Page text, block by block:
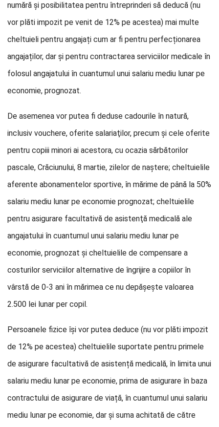
numără şi posibilitatea pentru întreprinderi să deducă (nu
vor plăti impozit pe venit de 12% pe acestea) mai multe
cheltuieli pentru angajați cum ar fi pentru perfecționarea
angajaților, dar şi pentru contractarea serviciilor medicale în
folosul angajatului în cuantumul unui salariu mediu lunar pe
economie, prognozat.
De asemenea vor putea fi deduse cadourile în natură,
inclusiv vouchere, oferite salariaţilor, precum şi cele oferite
pentru copiii minori ai acestora, cu ocazia sărbătorilor
pascale, Crăciunului, 8 martie, zilelor de naștere; cheltuielile
aferente abonamentelor sportive, în mărime de până la 50%
salariu mediu lunar pe economie prognozat; cheltuielile
pentru asigurare facultativă de asistenţă medicală ale
angajatului în cuantumul unui salariu mediu lunar pe
economie, prognozat şi cheltuielile de compensare a
costurilor serviciilor alternative de îngrijire a copiilor în
vârstă de 0-3 ani în mărimea ce nu depășește valoarea
2.500 lei lunar per copil.
Persoanele fizice își vor putea deduce (nu vor plăti impozit
de 12% pe acestea) cheltuielile suportate pentru primele
de asigurare facultativă de asistență medicală, în limita unui
salariu mediu lunar pe economie, prima de asigurare în baza
contractului de asigurare de viață, în cuantumul unui salariu
mediu lunar pe economie, dar şi suma achitată de către